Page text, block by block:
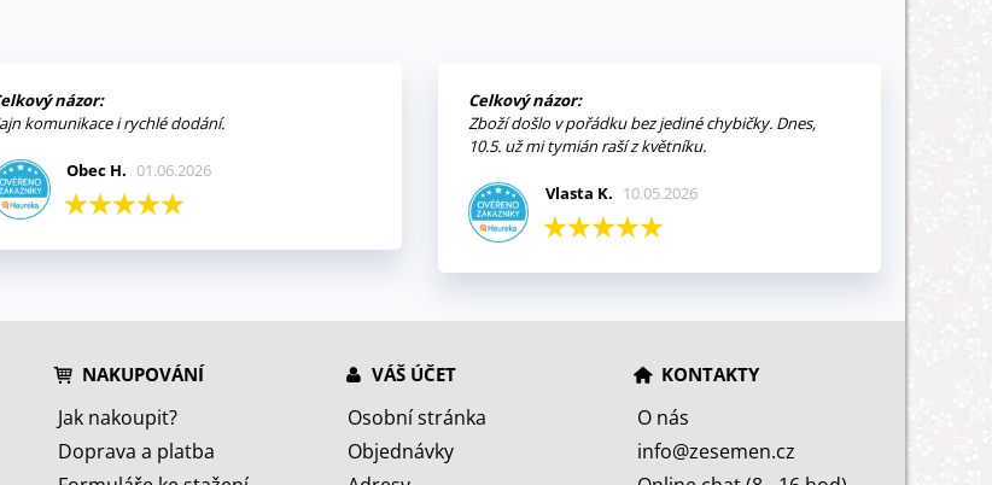
názor:
komunikace i rychlé dodání.
Obec H. 01.06.2026
Celkový názor:
Zboží došlo v pořádku bez jediné chybičky. Dnes,
10.5. už mi tymián raší z květníku.
Vlasta K. 10.05.2026
NAKUPOVÁNÍ
Jak nakoupit?
Doprava a platba
VÁŠ ÚČET
Osobní stránka
Objednávky
KONTAKTY
O nás
info@zesemen.cz